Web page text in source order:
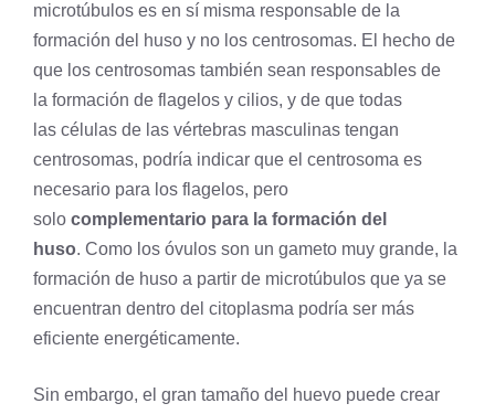
microtúbulos es en sí misma responsable de la
formación del huso y no los centrosomas. El hecho de
que los centrosomas también sean responsables de
la formación de flagelos y cilios, y de que todas
las células de las vértebras masculinas tengan
centrosomas, podría indicar que el centrosoma es
necesario para los flagelos, pero
solo complementario para la formación del
huso. Como los óvulos son un gameto muy grande, la
formación de huso a partir de microtúbulos que ya se
encuentran dentro del citoplasma podría ser más
eficiente energéticamente.
Sin embargo, el gran tamaño del huevo puede crear